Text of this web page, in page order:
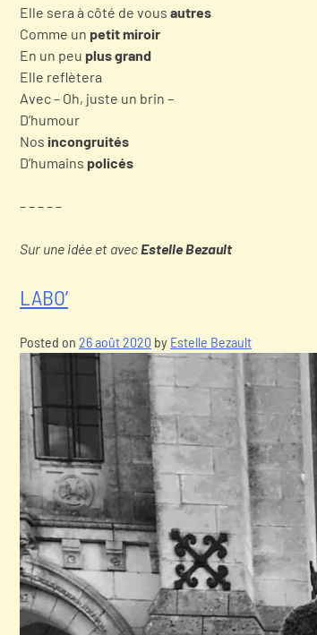
Elle sera à côté de vous autres
Comme un petit miroir
En un peu plus grand
Elle reflètera
Avec – Oh, juste un brin –
D’humour
Nos incongruités
D’humains policés
– – – – –
Sur une idée et avec Estelle Bezault
LABO’
Posted on 26 août 2020 by Estelle Bezault